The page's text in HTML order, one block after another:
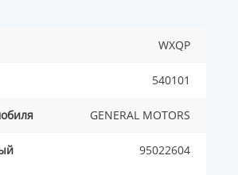
WXQP
540101
GENERAL MOTORS
95022604